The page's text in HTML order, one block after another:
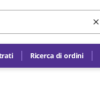
Ricerca di ordini